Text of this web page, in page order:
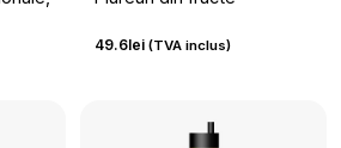
49.6lei (TVA inclus)